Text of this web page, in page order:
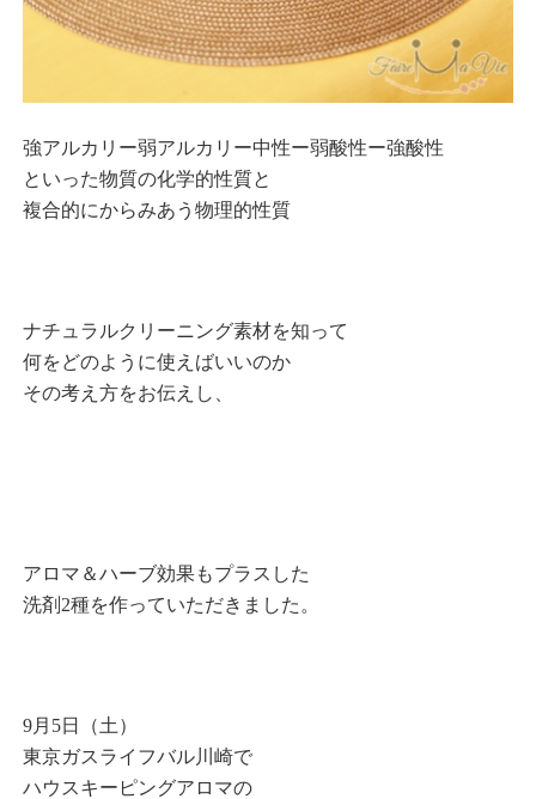
強アルカリー弱アルカリー中性ー弱酸性ー強酸性
といった物質の化学的性質と
複合的にからみあう物理的性質
ナチュラルクリーニング素材を知って
何をどのように使えばいいのか
その考え方をお伝えし、
アロマ＆ハーブ効果もプラスした
洗剤2種を作っていただきました。
9月5日（土）
東京ガスライフバル川崎で
ハウスキーピングアロマの